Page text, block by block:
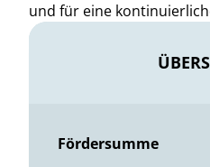
und für eine
Fördersumme